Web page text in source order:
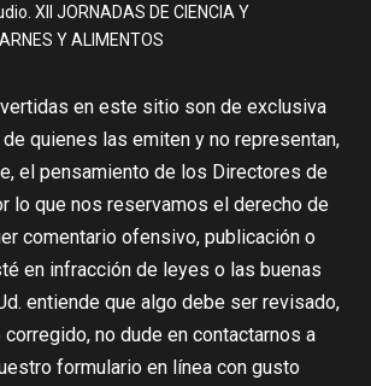
XII JORNADAS DE CIENCIA Y
Y ALIMENTOS
en este sitio son de exclusiva
quienes las emiten y no representan,
el pensamiento de los Directores de
lo que nos reservamos el derecho de
comentario ofensivo, publicación o
en infracción de leyes o las buenas
entiende que algo debe ser revisado,
no dude en contactarnos a
formulario en línea con gusto